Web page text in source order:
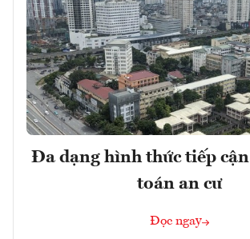
Đa dạng hình thức tiếp
toán an cư
Đọc ngay